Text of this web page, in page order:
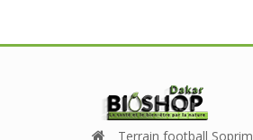
Terrain football Soprim